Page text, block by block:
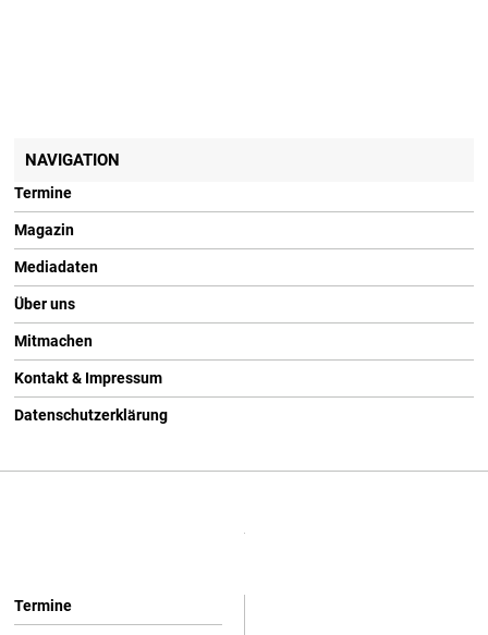
NAVIGATION
Termine
Magazin
Mediadaten
Über uns
Mitmachen
Kontakt & Impressum
Datenschutzerklärung
Termine